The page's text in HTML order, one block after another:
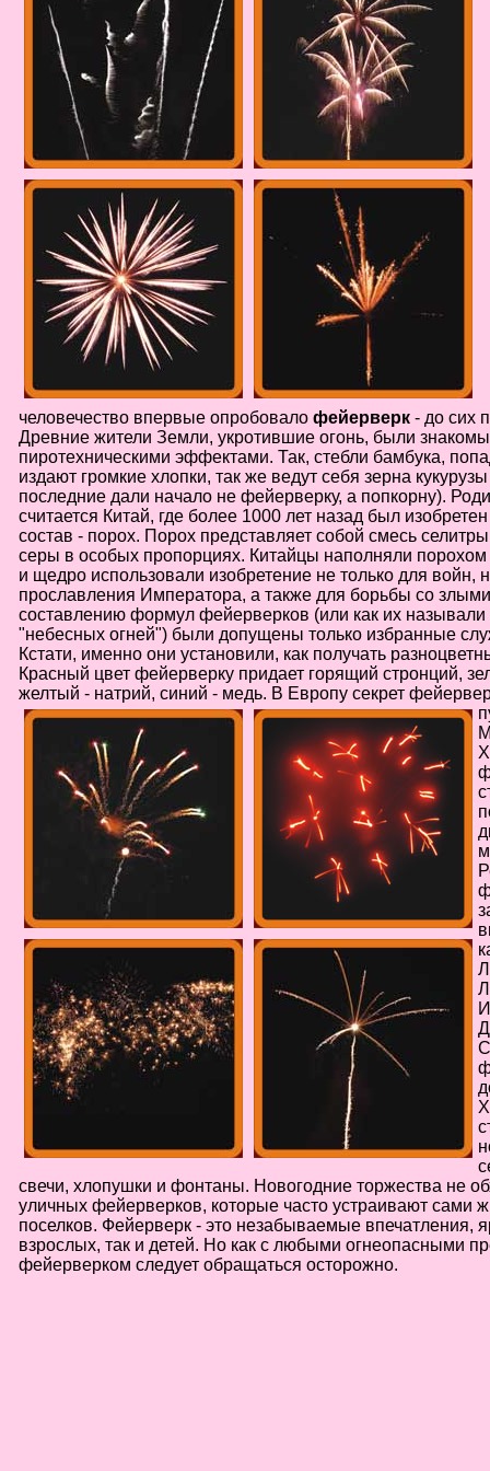
человечество впервые опробовало фейерверк - до сих
Древние жители Земли, укротившие огонь, были
пиротехническими эффектами. Так, стебли бамбука,
издают громкие хлопки, так же ведут себя зерна
последние дали начало не фейерверку, а попкорну).
считается Китай, где более 1000 лет назад был
состав - порох. Порох представляет собой смесь
серы в особых пропорциях. Китайцы наполняли
и щедро использовали изобретение не только для войн,
прославления Императора, а также для борьбы со
составлению формул фейерверков (или как их называли
"небесных огней") были допущены только избранные
Кстати, именно они установили, как получать
Красный цвет фейерверку придает горящий стронций,
желтый - натрий, синий - медь. В Европу секрет
свечи, хлопушки и фонтаны. Новогодние торжества не
уличных фейерверков, которые часто устраивают сами
поселков. Фейерверк - это незабываемые впечатления,
взрослых, так и детей. Но как с любыми огнеопасными
фейерверком следует обращаться осторожно.